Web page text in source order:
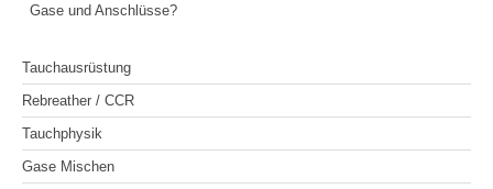
Gase und Anschlüsse?
Tauchausrüstung
Rebreather / CCR
Tauchphysik
Gase Mischen